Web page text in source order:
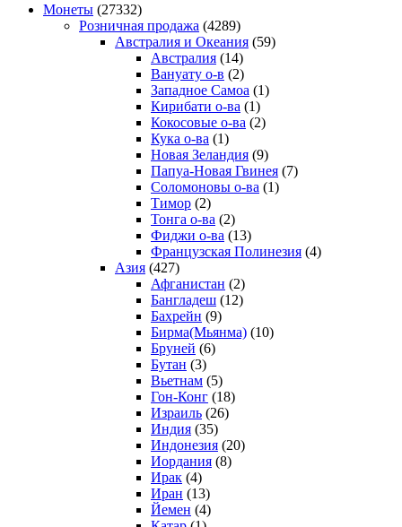
Монеты (27332)
Розничная продажа (4289)
Австралия и Океания (59)
Австралия (14)
Вануату о-в (2)
Западное Самоа (1)
Кирибати о-ва (1)
Кокосовые о-ва (2)
Кука о-ва (1)
Новая Зеландия (9)
Папуа-Новая Гвинея (7)
Соломоновы о-ва (1)
Тимор (2)
Тонга о-ва (2)
Фиджи о-ва (13)
Французская Полинезия (4)
Азия (427)
Афганистан (2)
Бангладеш (12)
Бахрейн (9)
Бирма(Мьянма) (10)
Бруней (6)
Бутан (3)
Вьетнам (5)
Гон-Конг (18)
Израиль (26)
Индия (35)
Индонезия (20)
Иордания (8)
Ирак (4)
Иран (13)
Йемен (4)